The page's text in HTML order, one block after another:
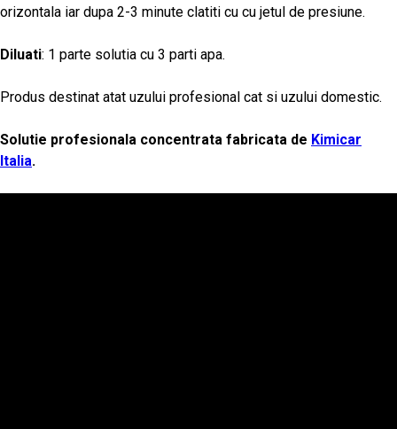
orizontala iar dupa 2-3 minute clatiti cu cu jetul de presiune.
Diluati: 1 parte solutia cu 3 parti apa.
Produs destinat atat uzului profesional cat si uzului domestic.
Solutie profesionala concentrata fabricata de Kimicar
Italia.